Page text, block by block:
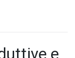
e